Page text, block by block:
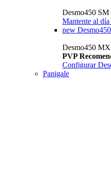
Desmo450 SM
Mantente al día
new
Desmo450
PVP
Configurar
Panigale